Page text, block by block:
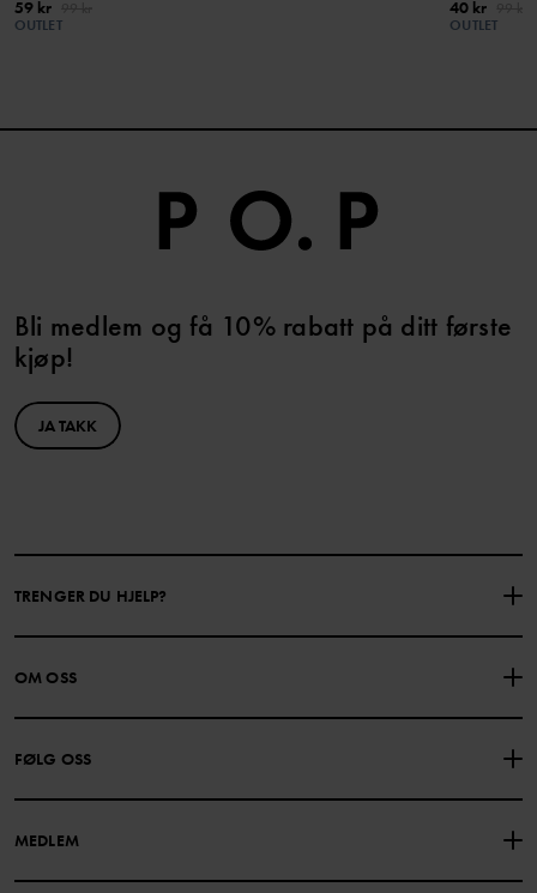
59 kr
OUTLET
40 kr
OUTLET
Bli medlem og få 10% rabatt på ditt første
kjøp!
JA TAKK
TRENGER DU HJELP?
KONTAKTE OSS
GAVEKORTSALDO KJØPSVILKÅR
PERSONVERNPOLICY
OM OSS
FØLG OSS
MEDLEM